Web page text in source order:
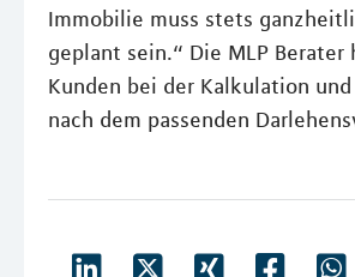
Immobilie muss stets
geplant sein.“ Die MLP Berater
Kunden bei der Kalkulation und
nach dem passenden